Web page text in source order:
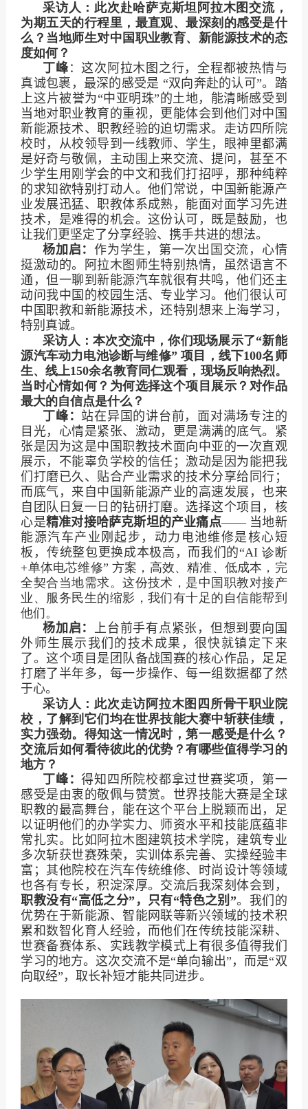
采访人：此次赴哈萨克斯坦阿拉木图交流，
为期五天的行程里，最直观、最深刻的感受是什
么？当地师生对中国职业教育、新能源技术的态
度如何？
丁峰 ：这次阿拉木图之行，全程都被热情与
真诚包裹，最深的感受是 “双向奔赴的认可”。踏
上这片被誉为“中亚明珠”的土地，能清晰感受到
当地对职业教育的重视，更能体会到他们对中国
新能源技术、职教经验的迫切需求。走访四所院
校时，从校领导到一线教师、学生，眼神里都满
是好奇与敬佩，主动围上来交流、提问，甚至不
少学生用刚学会的中文和我们打招呼，那种纯粹
的求知欲特别打动人。他们常说，中国新能源产
业发展迅猛、职教体系成熟，能面对面学习先进
技术，是难得的机会。这份认可，既是鼓励，也
让我们更坚定了分享经验、携手共进的想法。
杨加启：作为学生，第一次出国交流，心情
挺激动的。阿拉木图师生特别热情，虽然语言不
通，但一聊到新能源汽车就很有共鸣，他们还主
动问我中国的校园生活、专业学习。他们很认可
中国职教和新能源技术，还特别想来上海学习，
特别真诚。
采访人：本次交流中，你们现场展示了“新能
源汽车动力电池诊断与维修” 项目，线下100名师
生、线上150余名教育同仁观看，现场反响热烈。
当时心情如何？为何选择这个项目展示？对作品
最大的自信点是什么？
丁峰： 站在异国的讲台前，面对满场专注的
目光，心情是紧张、激动，更是满满的底气。紧
张是因为这是中国职教技术面向中亚的一次直观
展示，不能辜负学校的信任；激动是因为能把我
们打磨已久、贴合产业需求的技术分享给同行；
而底气，来自中国新能源产业的高速发展，也来
自团队日复一日的钻研打磨。选择这个项目，核
心是精准对接哈萨克斯坦的产业痛点—— 当地新
能源汽车产业刚起步，动力电池维修是核心短
板，传统整包更换成本极高，而我们的“AI 诊断
+单体电芯维修” 方案，高效、精准、低成本，完
全契合当地需求。这份技术，是中国职教对接产
业、服务民生的缩影，我们有十足的自信能帮到
他们。
杨加启： 上台前手有点紧张，但想到要向国
外师生展示我们的技术成果，很快就镇定下来
了。这个项目是团队备战国赛的核心作品，足足
打磨了半年多，每一步操作、每一组数据都了然
于心。
采访人：此次走访阿拉木图四所骨干职业院
校，了解到它们均在世界技能大赛中斩获佳绩，
实力强劲。得知这一情况时，第一感受是什么？
交流后如何看待彼此的优势？有哪些值得学习的
地方？
丁峰：得知四所院校都拿过世赛奖项，第一
感受是由衷的敬佩与赞赏。世界技能大赛是全球
职教的最高舞台，能在这个平台上脱颖而出，足
以证明他们的办学实力、师资水平和技能底蕴非
常扎实。比如阿拉木图建筑技术学院，建筑专业
多次斩获世赛殊荣，实训体系完善、实操经验丰
富；其他院校在汽车传统维修、时尚设计等领域
也各有专长，积淀深厚。交流后我深刻体会到，
职教没有“高低之分”，只有“特色之别”。我们的
优势在于新能源、智能网联等新兴领域的技术积
累和数智化育人经验，而他们在传统技能深耕、
世赛备赛体系、实践教学模式上有很多值得我们
学习的地方。这次交流不是“单向输出”，而是“双
向取经”，取长补短才能共同进步。